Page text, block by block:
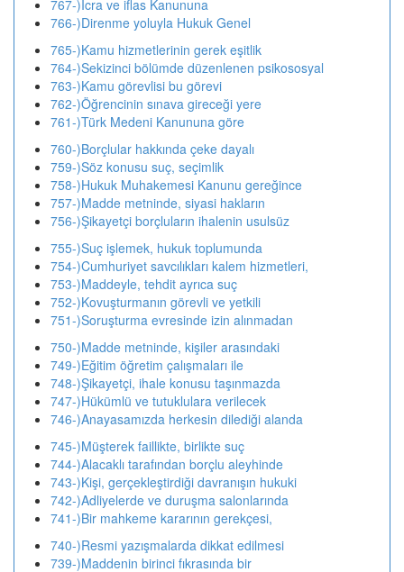
767-)İcra ve iflas Kanununa
766-)Direnme yoluyla Hukuk Genel
765-)Kamu hizmetlerinin gerek eşitlik
764-)Sekizinci bölümde düzenlenen psikososyal
763-)Kamu görevlisi bu görevi
762-)Öğrencinin sınava gireceği yere
761-)Türk Medeni Kanununa göre
760-)Borçlular hakkında çeke dayalı
759-)Söz konusu suç, seçimlik
758-)Hukuk Muhakemesi Kanunu gereğince
757-)Madde metninde, siyasi hakların
756-)Şikayetçi borçluların ihalenin usulsüz
755-)Suç işlemek, hukuk toplumunda
754-)Cumhuriyet savcılıkları kalem hizmetleri,
753-)Maddeyle, tehdit ayrıca suç
752-)Kovuşturmanın görevli ve yetkili
751-)Soruşturma evresinde izin alınmadan
750-)Madde metninde, kişiler arasındaki
749-)Eğitim öğretim çalışmaları ile
748-)Şikayetçi, ihale konusu taşınmazda
747-)Hükümlü ve tutuklulara verilecek
746-)Anayasamızda herkesin dilediği alanda
745-)Müşterek faillikte, birlikte suç
744-)Alacaklı tarafından borçlu aleyhinde
743-)Kişi, gerçekleştirdiği davranışın hukuki
742-)Adliyelerde ve duruşma salonlarında
741-)Bir mahkeme kararının gerekçesi,
740-)Resmi yazışmalarda dikkat edilmesi
739-)Maddenin birinci fıkrasında bir